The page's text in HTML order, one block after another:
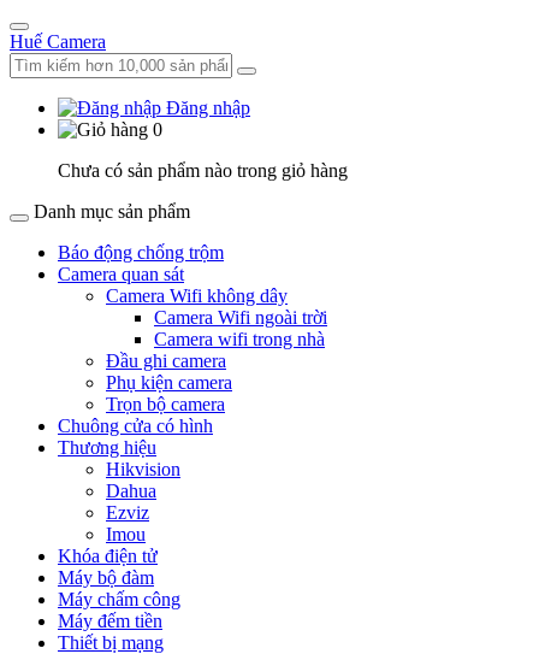
Huế Camera
Đăng nhập
0
Chưa có sản phẩm nào trong giỏ hàng
Danh mục sản phẩm
Báo động chống trộm
Camera quan sát
Camera Wifi không dây
Camera Wifi ngoài trời
Camera wifi trong nhà
Đầu ghi camera
Phụ kiện camera
Trọn bộ camera
Chuông cửa có hình
Thương hiệu
Hikvision
Dahua
Ezviz
Imou
Khóa điện tử
Máy bộ đàm
Máy chấm công
Máy đếm tiền
Thiết bị mạng